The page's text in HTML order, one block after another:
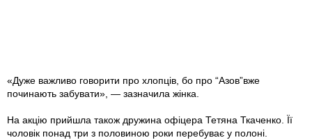
«Дуже важливо говорити про хлопців, бо про “Азов”вже
починають забувати», — зазначила жінка.
На акцію прийшла також дружина офіцера Тетяна Ткаченко. Її
чоловік понад три з половиною роки перебуває у полоні.